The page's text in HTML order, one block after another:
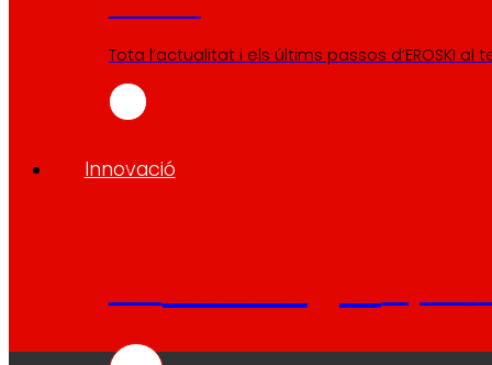
Tota l’actualitat i els últims passos d’EROSKI al
Innovació